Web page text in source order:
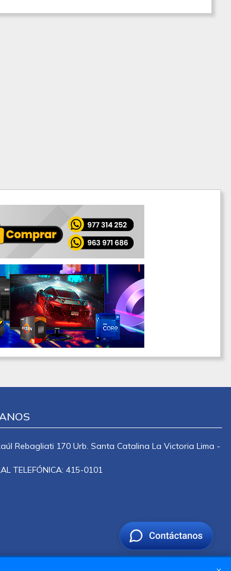
Rebagliati 170 Urb. Santa Catalina La Victoria Lima -
TELEFÓNICA: 415-0101